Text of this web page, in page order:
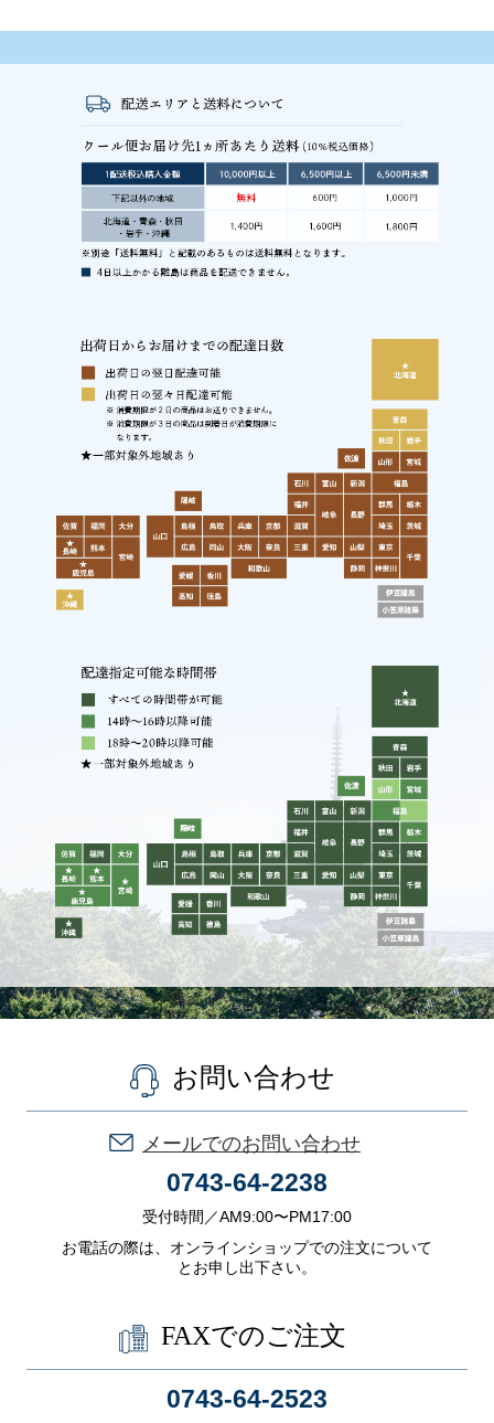
お問い合わせ
メールでのお問い合わせ
0743-64-2238
受付時間／AM9:00〜PM17:00
お電話の際は、オンラインショップでの注文について
とお申し出下さい。
FAXでのご注文
0743-64-2523